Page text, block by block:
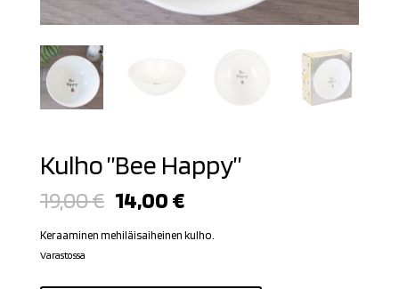
Kulho ”Bee Happy”
19,00€ Alkuperäinen
hinta
oli:
14,00€Nykyinen
on:
Keraaminen mehiläisaiheinen kulho.
Varastossa